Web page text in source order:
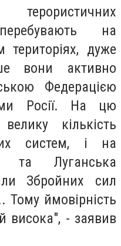
на
територіях, дуже
вони активно
Федерацією
Росії. На цю
кількість
систем, і на
та Луганська
Збройних сил
Тому ймовірність
висока", - заявив